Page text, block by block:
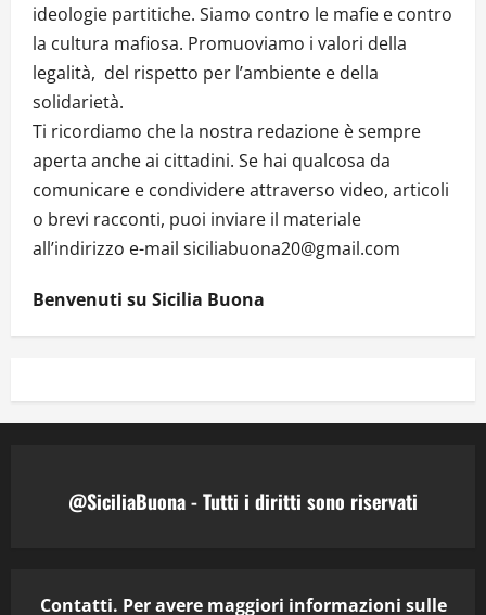
ideologie partitiche. Siamo contro le mafie e contro
la cultura mafiosa. Promuoviamo i valori della
legalità, del rispetto per l’ambiente e della
solidarietà.
Ti ricordiamo che la nostra redazione è sempre
aperta anche ai cittadini. Se hai qualcosa da
comunicare e condividere attraverso video, articoli
o brevi racconti, puoi inviare il materiale
all’indirizzo e-mail siciliabuona20@gmail.com
Benvenuti su Sicilia Buona
@SiciliaBuona - Tutti i diritti sono riservati
Contatti. Per avere maggiori informazioni sulle